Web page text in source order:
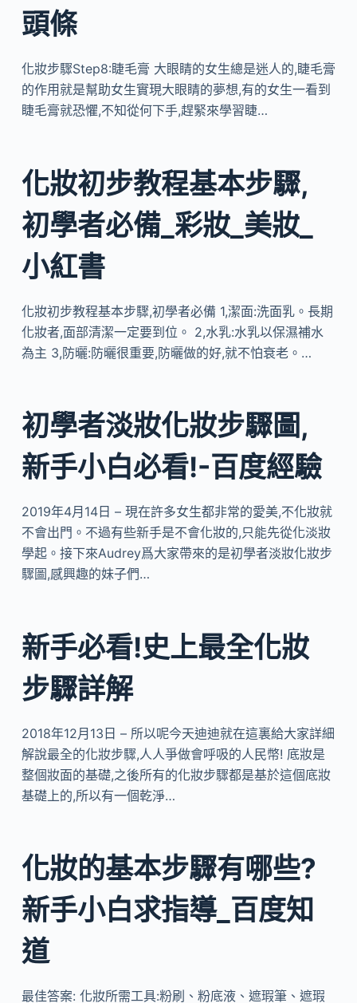
頭條
化妝步驟Step8:睫毛膏 大眼睛的女生總是迷人的,睫毛膏
的作用就是幫助女生實現大眼睛的夢想,有的女生一看到
睫毛膏就恐懼,不知從何下手,趕緊來學習睫…
化妝初步教程基本步驟,
初學者必備_彩妝_美妝_
小紅書
化妝初步教程基本步驟,初學者必備 1,潔面:洗面乳。長期
化妝者,面部清潔一定要到位。 2,水乳:水乳以保濕補水
為主 3,防曬:防曬很重要,防曬做的好,就不怕衰老。…
初學者淡妝化妝步驟圖,
新手小白必看!-百度經驗
2019年4月14日 – 現在許多女生都非常的愛美,不化妝就
不會出門。不過有些新手是不會化妝的,只能先從化淡妝
學起。接下來Audrey爲大家帶來的是初學者淡妝化妝步
驟圖,感興趣的妹子們…
新手必看!史上最全化妝
步驟詳解
2018年12月13日 – 所以呢今天迪迪就在這裏給大家詳細
解說最全的化妝步驟,人人爭做會呼吸的人民幣! 底妝是
整個妝面的基礎,之後所有的化妝步驟都是基於這個底妝
基礎上的,所以有一個乾淨…
化妝的基本步驟有哪些?
新手小白求指導_百度知
道
最佳答案: 化妝所需工具:粉刷、粉底液、遮瑕筆、遮瑕